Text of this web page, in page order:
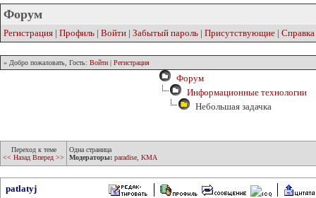
Форум
Регистрация | Профиль | Войти | Забытый пароль | Присутствующие | Справка
» Добро пожаловать, Гость: Войти | Регистрация
Форум
Информационные технологии
Небольшая задачка
Переход к теме
<< Назад Вперед >>
Одна страница
Модераторы: paradise KMA
patlatyj